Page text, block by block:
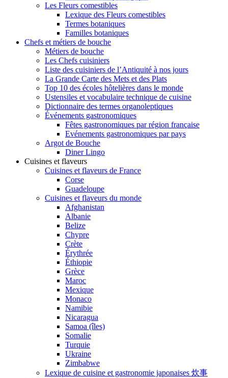
Les Fleurs comestibles
Lexique des Fleurs comestibles
Termes botaniques
Familles botaniques
Chefs et métiers de bouche
Métiers de bouche
Les Chefs cuisiniers
Liste des cuisiniers de l’Antiquité à nos jours
La Grande Carte des Mets et des Plats
Top 10 des écoles hôtelières dans le monde
Ustensiles et vocabulaire technique de cuisine
Dictionnaire des termes organoleptiques
Événements gastronomiques
Fêtes gastronomiques par région française
Evénements gastronomiques par pays
Argot de Bouche
Diner Lingo
Cuisines et flaveurs
Cuisines et flaveurs de France
Corse
Guadeloupe
Cuisines et flaveurs du monde
Afghanistan
Albanie
Belize
Chypre
Crète
Érythrée
Éthiopie
Grèce
Maroc
Mexique
Monaco
Namibie
Nicaragua
Samoa (îles)
Somalie
Turquie
Ukraine
Zimbabwe
Lexique de cuisine et gastronomie japonaises 炊事